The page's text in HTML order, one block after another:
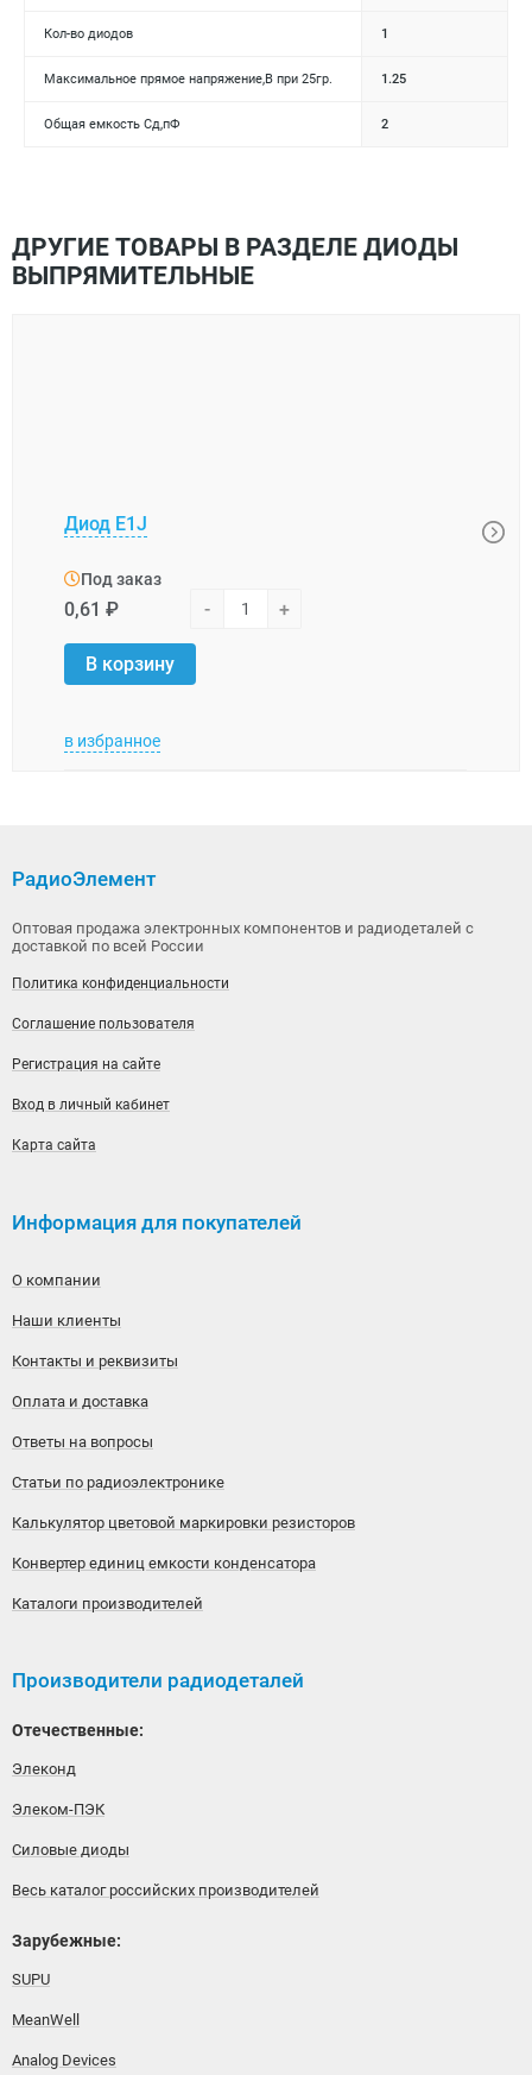
Кол-во диодов 1
Максимальное прямое напряжение,В при 25гр. 1.25
Общая емкость Сд,пФ 2
ДРУГИЕ ТОВАРЫ В РАЗДЕЛЕ ДИОДЫ
ВЫПРЯМИТЕЛЬНЫЕ
Диод E1J
Под заказ
0,61 ₽ - +
В корзину
в избранное
РадиоЭлемент
Оптовая продажа электронных компонентов и радиодеталей с
доставкой по всей России
Политика конфиденциальности
Соглашение пользователя
Регистрация на сайте
Вход в личный кабинет
Карта сайта
Информация для покупателей
О компании
Наши клиенты
Контакты и реквизиты
Оплата и доставка
Ответы на вопросы
Статьи по радиоэлектронике
Калькулятор цветовой маркировки резисторов
Конвертер единиц емкости конденсатора
Каталоги производителей
Производители радиодеталей
Отечественные:
Элеконд
Элеком-ПЭК
Силовые диоды
Весь каталог российских производителей
Зарубежные:
SUPU
MeanWell
Analog Devices